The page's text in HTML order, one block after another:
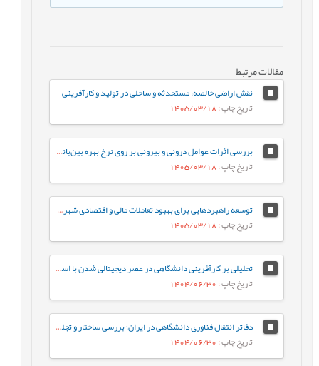
مقالات مرتبط
نقش اراضی خالصه، مستحدثه و ساحلی در تولید و کارآفرینی
تاریخ چاپ: 1405/03/18
بررسی اثرات عوامل درونی و بیرونی بر روی نرخ بهره بین‌بانکی در ایران
تاریخ چاپ: 1405/03/18
توسعه راهبردهایی برای بهبود تعاملات مالی و اقتصادی شهرداری‌ها و شرکت‌های خدماتی (مورد مطالعه: شهرداری تهران و شرکت‌های خدمات‌رسان آب و برق)
تاریخ چاپ: 1405/03/18
تحلیلی بر کارآفرینی دانشگاهی در عصر دیجیتالی شدن با استفاده از روش فراترکیب
تاریخ چاپ: 1404/06/30
دفاتر انتقال فناوری دانشگاهی در ایران؛ بررسی ساختار و تجلیات نهادی در نظام ملی نوآوری: مطالعه موردی دانشگاه خلیج فارس
تاریخ چاپ: 1404/06/30